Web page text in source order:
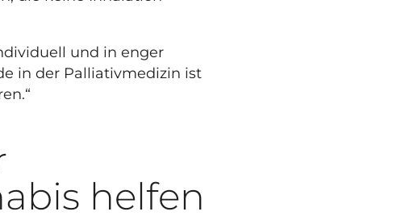
und in enger
in der Palliativmedizin ist
helfen